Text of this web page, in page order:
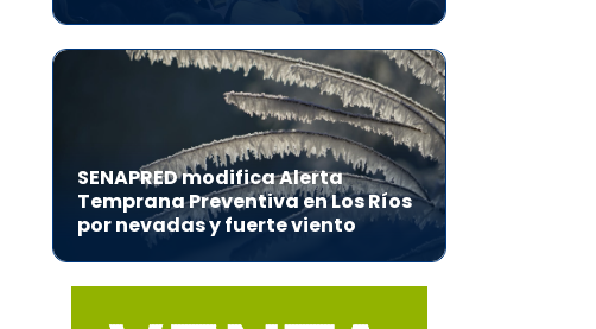
SENAPRED modifica Alerta
Temprana Preventiva en Los Ríos
por nevadas y fuerte viento